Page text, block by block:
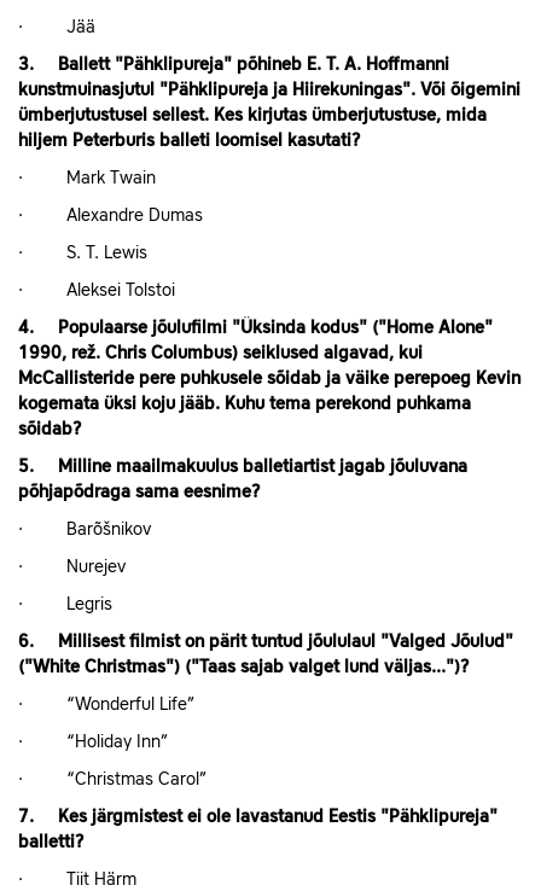
· Jää
3. Ballett "Pähklipureja" põhineb E. T. A. Hoffmanni
kunstmuinasjutul "Pähklipureja ja Hiirekuningas". Või õigemini
ümberjutustusel sellest. Kes kirjutas ümberjutustuse, mida
hiljem Peterburis balleti loomisel kasutati?
· Mark Twain
· Alexandre Dumas
· S. T. Lewis
· Aleksei Tolstoi
4. Populaarse jõulufilmi "Üksinda kodus" ("Home Alone"
1990, rež. Chris Columbus) seiklused algavad, kui
McCallisteride pere puhkusele sõidab ja väike perepoeg Kevin
kogemata üksi koju jääb. Kuhu tema perekond puhkama
sõidab?
5. Milline maailmakuulus balletiartist jagab jõuluvana
põhjapõdraga sama eesnime?
· Barõšnikov
· Nurejev
· Legris
6. Millisest filmist on pärit tuntud jõululaul "Valged Jõulud"
("White Christmas") ("Taas sajab valget lund väljas...")?
· “Wonderful Life”
· “Holiday Inn”
· “Christmas Carol”
7. Kes järgmistest ei ole lavastanud Eestis "Pähklipureja"
balletti?
· Tiit Härm